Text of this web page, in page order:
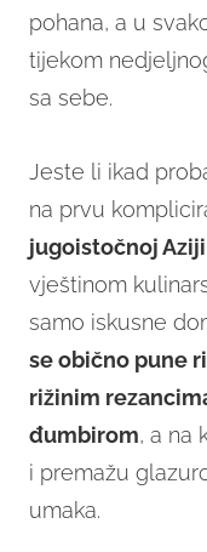
pohana, a u
tijekom
sa sebe.
Jeste li ikad
na prvu
jugoistočnoj Aziji
vještinom
samo iskusne
se obično pune
rižinim
đumbirom, a na
i premažu
umaka.